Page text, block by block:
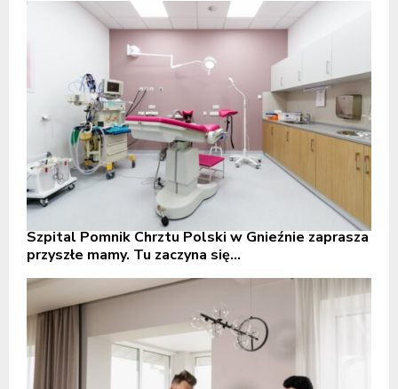
Szpital Pomnik Chrztu Polski w Gnieźnie zaprasza
przyszłe mamy. Tu zaczyna się...